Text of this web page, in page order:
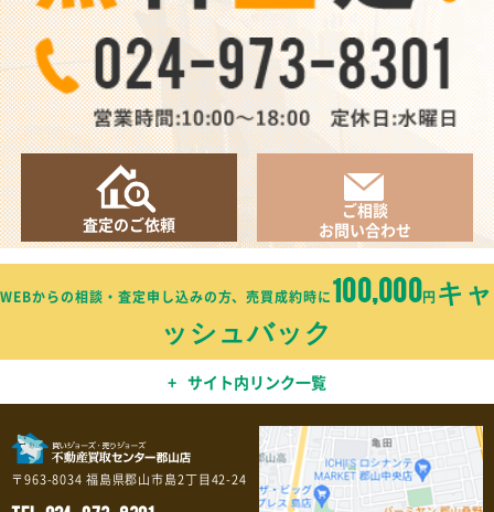
査定のご依頼
ご相談
お問い合わせ
WEBからの相談・査定申し込みの方、売買成約時に100,000円 キャ
ッシュバック
サイト内リンク一覧
〒963-8034 福島県郡山市島2丁目42-24